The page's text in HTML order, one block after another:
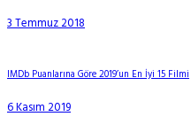
3 Temmuz 2018
IMDb Puanlarına Göre 2019’un En İyi 15 Filmi
6 Kasım 2019